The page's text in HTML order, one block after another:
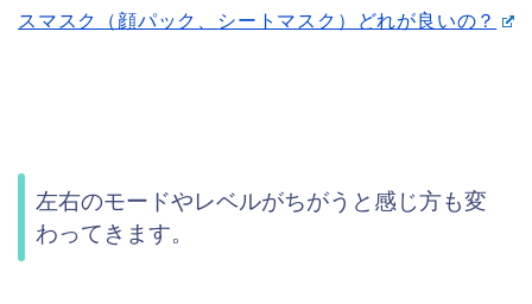
スマスク（顔パック、シートマスク）どれが良いの？
左右のモードやレベルがちがうと感じ方も変
わってきます。